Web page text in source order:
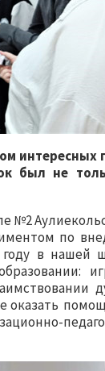
интересных
был не
№2
по
в нашей
оказать